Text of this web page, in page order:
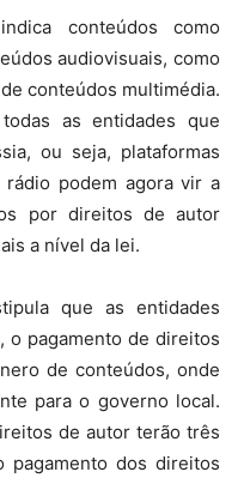
conteúdos como
audiovisuais, como
conteúdos multimédia.
as entidades que
ou seja, plataformas
podem agora vir a
por direitos de autor
a nível da lei.
que as entidades
o pagamento de direitos
de conteúdos, onde
para o governo local.
de autor terão três
pagamento dos direitos